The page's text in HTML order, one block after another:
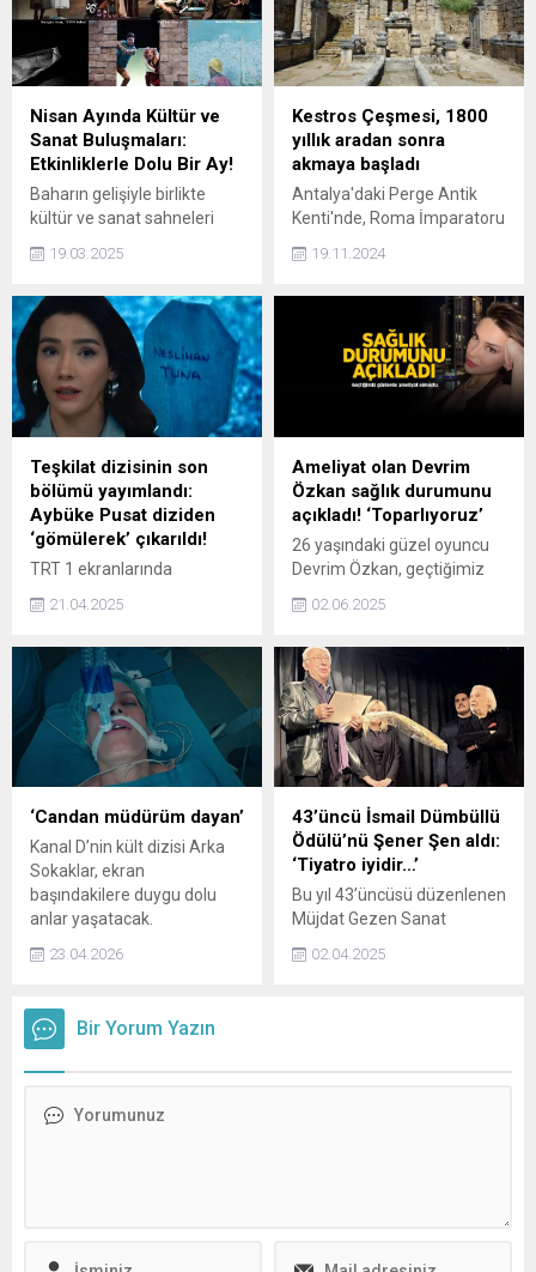
Nisan Ayında Kültür ve
Sanat Buluşmaları:
Etkinliklerle Dolu Bir Ay!
Baharın gelişiyle birlikte
kültür ve sanat sahneleri
19.03.2025
Kestros Çeşmesi, 1800
yıllık aradan sonra
akmaya başladı
Antalya'daki Perge Antik
Kenti'nde, Roma İmparatoru
edildiği düşünülen Kestros
sonra yeniden su akıtmaya
başladı. Kazı başkanları
tarafından yürütülen
çalışmalarda çeşmenin su
yapılan özel yapısı
vurgulandı.
19.11.2024
Teşkilat dizisinin son
bölümü yayımlandı:
Aybüke Pusat diziden
‘gömülerek’ çıkarıldı!
TRT 1 ekranlarında
izleyici kitlesine sahip olan
ayrılık sonunda gerçekleşti.
Bir süredir kadroda kalıp
kalmayacağı tartışma
konusu olan Aybüke Pusat,
diziden resmen ayrıldı.
21.04.2025
Ameliyat olan Devrim
Özkan sağlık durumunu
açıkladı! ‘Toparlıyoruz’
26 yaşındaki güzel oyuncu
Devrim Özkan, geçtiğimiz
Instagram hesabından
Özkan, sağlık durumunu
açıkladı.
02.06.2025
‘Candan müdürüm dayan’
Kanal D’nin kült dizisi Arka
Sokaklar, ekran
başındakilere duygu dolu
anlar yaşatacak.
23.04.2026
43’üncü İsmail Dümbüllü
Ödülü’nü Şener Şen aldı:
‘Tiyatro iyidir…’
Bu yıl 43’üncüsü düzenlenen
Müjdat Gezen Sanat
Dümbüllü Ödülü’ne tiyatro
02.04.2025
Bir Yorum Yazın